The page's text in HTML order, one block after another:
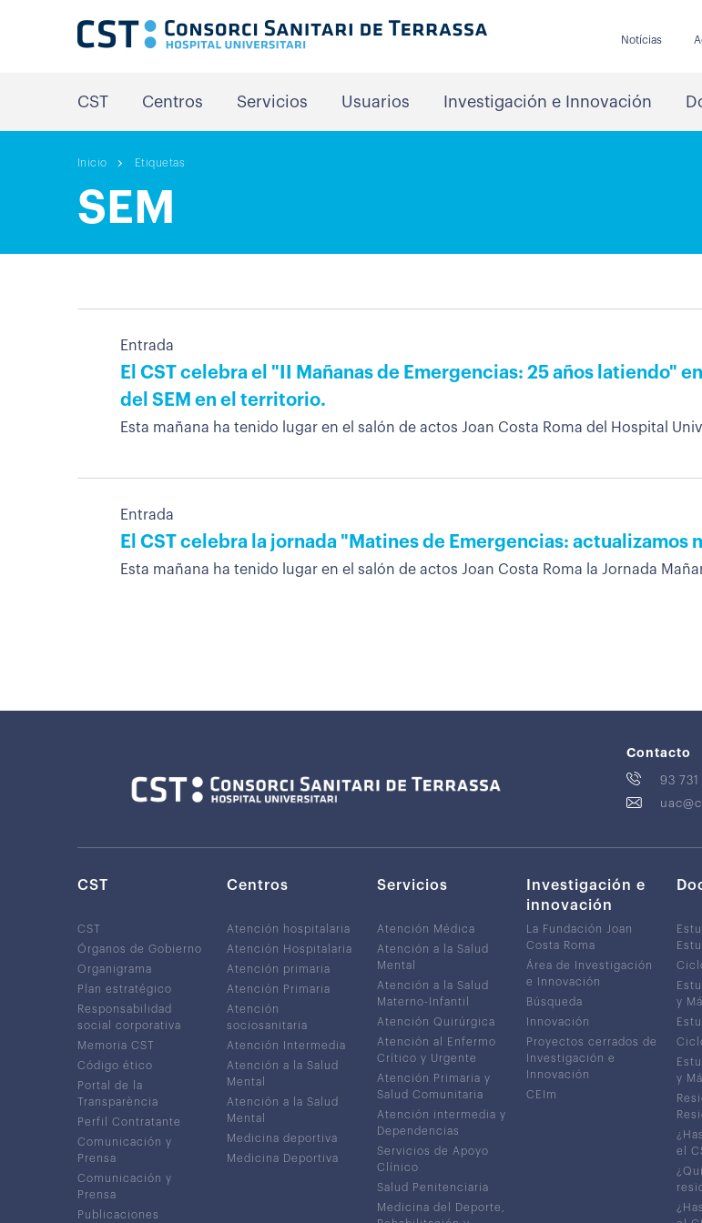
Notícias
CST Centros Servicios Usuarios Investigación e Innovación
Inicio Etiquetas
SEM
Entrada
El CST celebra el "II Mañanas de Emergencias: 25 años latiendo"
del SEM en el territorio.
Esta mañana ha tenido lugar en el salón de actos Joan Costa Roma del Hospital
Entrada
El CST celebra la jornada "Matines de Emergencias: actualizamos
Esta mañana ha tenido lugar en el salón de actos Joan Costa Roma la Jornada
Contacto
93
CST
CST
Órganos de Gobierno
Organigrama
Plan estratégico
Responsabilidad
social corporativa
Memoria CST
Código ético
Portal de la
Transparència
Perfil Contratante
Comunicación y
Prensa
Comunicación y
Prensa
Publicaciones
Centros
Atención hospitalaria
Atención Hospitalaria
Atención primaria
Atención Primaria
Atención
sociosanitaria
Atención Intermedia
Atención a la Salud
Mental
Atención a la Salud
Mental
Medicina deportiva
Medicina Deportiva
Servicios
Atención Médica
Atención a la Salud
Mental
Atención a la Salud
Materno-Infantil
Atención Quirúrgica
Atención al Enfermo
Crítico y Urgente
Atención Primaria y
Salud Comunitaria
Atención intermedia y
Dependencias
Servicios de Apoyo
Clínico
Salud Penitenciaria
Medicina del Deporte,
Investigación e
innovación
La Fundación Joan
Costa Roma
Área de Investigación
e Innovación
Búsqueda
Innovación
Proyectos cerrados de
Investigación e
Innovación
CEIm
y
y
el